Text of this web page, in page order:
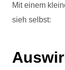
Mit einem
sieh selbst: